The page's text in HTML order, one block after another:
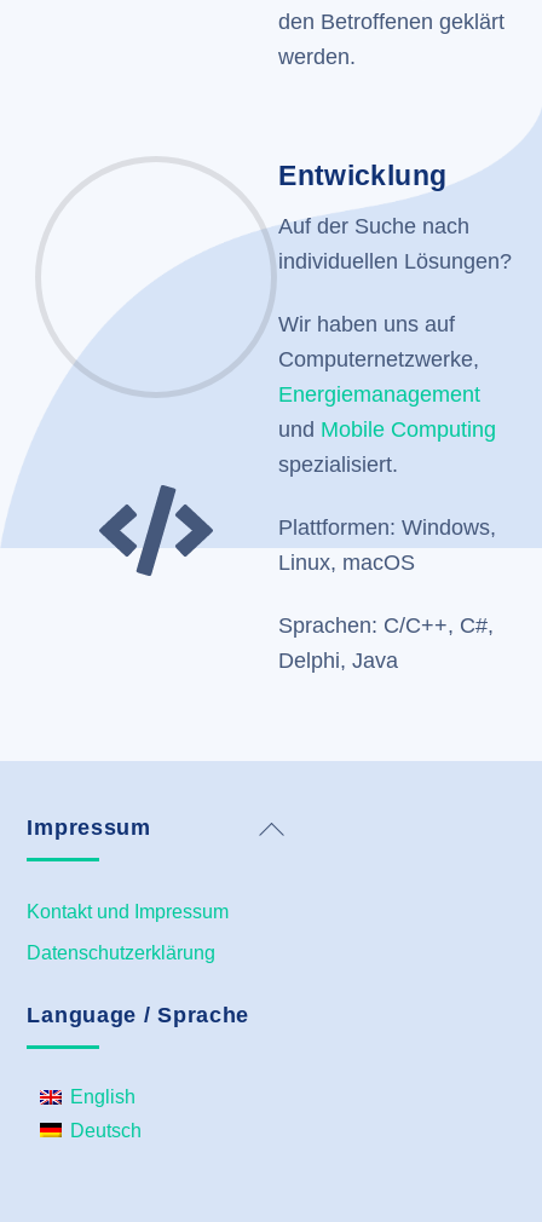
den Betroffenen geklärt
werden.
Entwicklung
Auf der Suche nach
individuellen Lösungen?
Wir haben uns auf
Computernetzwerke,
Energiemanagement
und Mobile Computing
spezialisiert.
Plattformen: Windows,
Linux, macOS
Sprachen: C/C++, C#,
Delphi, Java
Back
Impressum
Kontakt und Impressum
Datenschutzerklärung
Language / Sprache
English
Deutsch